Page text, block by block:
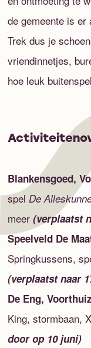
de gemeente is
Trek dus je
vriendinnetjes,
hoe leuk
Blankensgoed,
spel De
meer (verplaatst
Speelveld De
Springkussens,
(verplaatst naar
De Eng,
King, stormbaan,
door op 10 juni)